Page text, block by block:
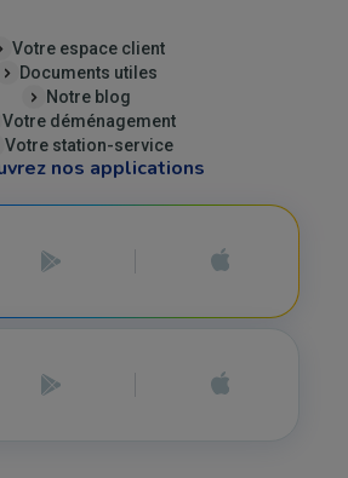
Votre espace client
Documents utiles
Notre blog
Votre déménagement
Votre station-service
nos applications